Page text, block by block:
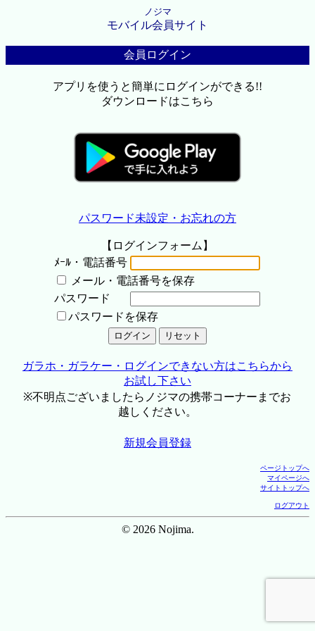
ノジマ
モバイル会員サイト
会員ログイン
アプリを使うと簡単にログインができる!!
ダウンロードはこちら
パスワード未設定・お忘れの方
【ログインフォーム】
ﾒｰﾙ・電話番号
メール・電話番号を保存
パスワード
パスワードを保存
ガラホ・ガラケー・ログインできない方はこちらから
お試し下さい
※不明点ございましたらノジマの携帯コーナーまでお
越しください。
新規会員登録
ページトップへ
マイページへ
サイトトップへ
ログアウト
© 2026 Nojima.